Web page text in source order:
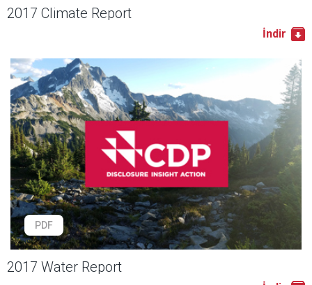
2017 Climate Report
İndir
PDF
2017 Water Report